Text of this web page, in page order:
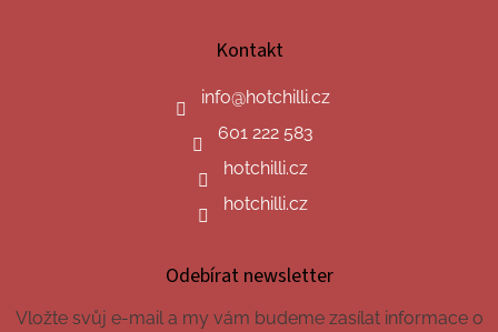
Kontakt
info@hotchilli.cz
601 222 583
hotchilli.cz
hotchilli.cz
Odebírat newsletter
Vložte svůj e-mail a my vám budeme zasílat informace o